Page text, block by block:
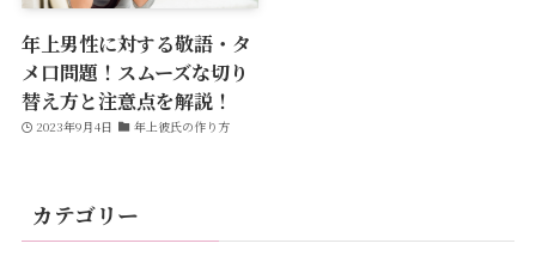
年上男性に対する敬語・タ
メ口問題！スムーズな切り
替え方と注意点を解説！
2023年9月4日 年上彼氏の作り方
カテゴリー